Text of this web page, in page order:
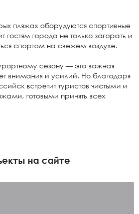
пляжах оборудуются спортивные
гостям города не только загорать и
спортом на свежем воздухе.
сезону — это важная
внимания и усилий. Но благодаря
встретит туристов чистыми и
готовыми принять всех
на сайте